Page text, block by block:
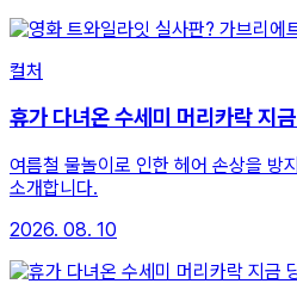
컬처
휴가 다녀온 수세미 머리카락 지
여름철 물놀이로 인한 헤어 손상을 방
소개합니다.
2026. 08. 10